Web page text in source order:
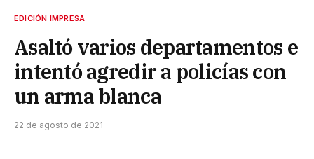
EDICIÓN IMPRESA
Asaltó varios departamentos e
intentó agredir a policías con
un arma blanca
22 de agosto de 2021